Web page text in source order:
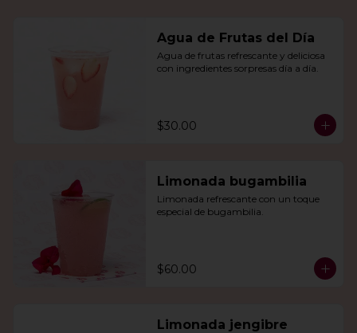
Agua de Frutas del Día
Agua de frutas refrescante y deliciosa
con ingredientes sorpresas día a día.
$30.00
Limonada bugambilia
Limonada refrescante con un toque
especial de bugambilia.
$60.00
Limonada jengibre